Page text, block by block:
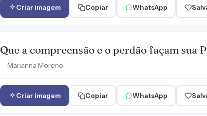
Criar imagem Copiar WhatsApp
Que a compreensão e o perdão façam sua
— Marianna Moreno
Criar imagem Copiar WhatsApp